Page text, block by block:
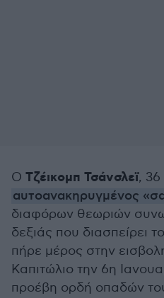
Ο Τζέικομπ Τσάνσλεϊ, 36
αυτοανακηρυγμένος
διαφόρων θεωριών
δεξιάς που διασπείρει το
πήρε μέρος στην
Καπιτώλιο την 6η
προέβη ορδή οπαδών